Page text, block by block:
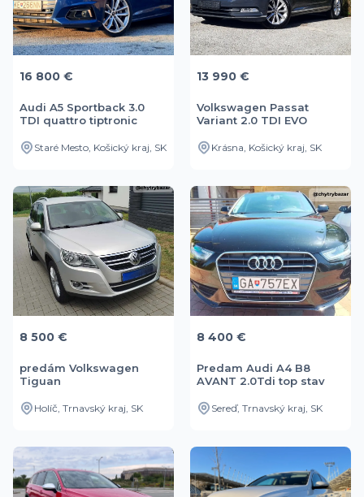
16 800 €
Audi A5 Sportback 3.0
TDI quattro tiptronic
Staré Mesto, Košický kraj, SK
13 990 €
Volkswagen Passat
Variant 2.0 TDI EVO
Krásna, Košický kraj, SK
8 500 €
predám Volkswagen
Tiguan
Holíč, Trnavský kraj, SK
8 400 €
Predam Audi A4 B8
AVANT 2.0Tdi top stav
Sereď, Trnavský kraj, SK